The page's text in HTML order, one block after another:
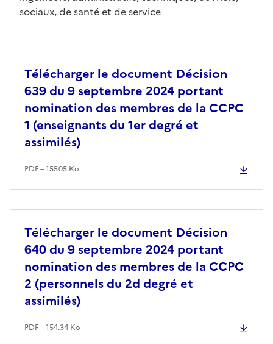
sociaux, de santé et de service
Télécharger le document Décision
639 du 9 septembre 2024 portant
nomination des membres de la CCPC
1 (enseignants du 1er degré et
assimilés)
PDF – 155.05 Ko
Télécharger le document Décision
640 du 9 septembre 2024 portant
nomination des membres de la CCPC
2 (personnels du 2d degré et
assimilés)
PDF – 154.34 Ko